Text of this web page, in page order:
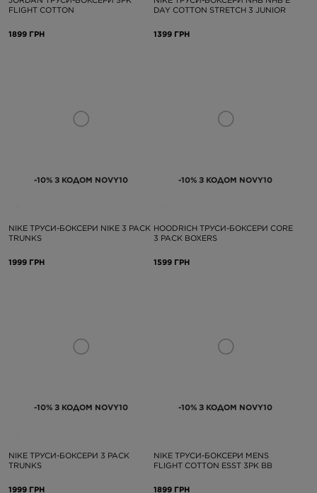
FLIGHT COTTON
1899 ГРН
DAY COTTON STRETCH 3 JUNIOR
1399 ГРН
-10% З КОДОМ NOVY10
NIKE ТРУСИ-БОКСЕРИ NIKE 3 PACK
TRUNKS
1999 ГРН
-10% З КОДОМ NOVY10
HOODRICH ТРУСИ-БОКСЕРИ CORE
3 PACK BOXERS
1599 ГРН
-10% З КОДОМ NOVY10
NIKE ТРУСИ-БОКСЕРИ 3 PACK
TRUNKS
1999 ГРН
-10% З КОДОМ NOVY10
NIKE ТРУСИ-БОКСЕРИ MENS
FLIGHT COTTON ESST 3PK BB
1899 ГРН